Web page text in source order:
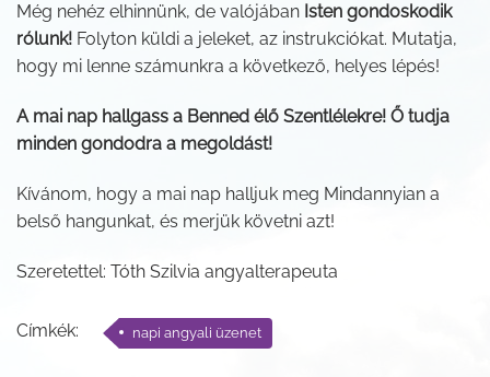
Még nehéz elhinnünk, de valójában Isten gondoskodik
rólunk! Folyton küldi a jeleket, az instrukciókat. Mutatja,
hogy mi lenne számunkra a következő, helyes lépés!
A mai nap hallgass a Benned élő Szentlélekre! Ő tudja
minden gondodra a megoldást!
Kívánom, hogy a mai nap halljuk meg Mindannyian a
belső hangunkat, és merjük követni azt!
Szeretettel: Tóth Szilvia angyalterapeuta
Címkék: napi angyali üzenet